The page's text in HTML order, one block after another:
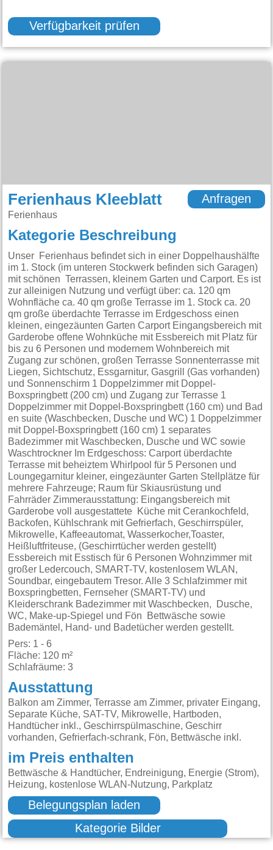
Verfügbarkeit prüfen
Ferienhaus Kleeblatt
Ferienhaus
Anfragen
Kategorie Beschreibung
Unser Ferienhaus befindet sich in einer Doppelhaushälfte
im 1. Stock (im unteren Stockwerk befinden sich Garagen)
mit schönen Terrassen, kleinem Garten und Carport. Es ist
zur alleinigen Nutzung und verfügt über: ca. 120 qm
Wohnfläche ca. 40 qm große Terrasse im 1. Stock ca. 20
qm große überdachte Terrasse im Erdgeschoss einen
kleinen, eingezäunten Garten Carport Eingangsbereich mit
Garderobe offene Wohnküche mit Essbereich mit Platz für
bis zu 6 Personen und modernem Wohnbereich mit
Zugang zur schönen, großen Terrasse Sonnenterrasse mit
Liegen, Sichtschutz, Essgarnitur, Gasgrill (Gas vorhanden)
und Sonnenschirm 1 Doppelzimmer mit Doppel-
Boxspringbett (200 cm) und Zugang zur Terrasse 1
Doppelzimmer mit Doppel-Boxspringbett (160 cm) und Bad
en suite (Waschbecken, Dusche und WC) 1 Doppelzimmer
mit Doppel-Boxspringbett (160 cm) 1 separates
Badezimmer mit Waschbecken, Dusche und WC sowie
Waschtrockner Im Erdgeschoss: Carport überdachte
Terrasse mit beheiztem Whirlpool für 5 Personen und
Loungegarnitur kleiner, eingezäunter Garten Stellplätze für
mehrere Fahrzeuge; Raum für Skiausrüstung und
Fahrräder Zimmerausstattung: Eingangsbereich mit
Garderobe voll ausgestattete Küche mit Cerankochfeld,
Backofen, Kühlschrank mit Gefrierfach, Geschirrspüler,
Mikrowelle, Kaffeeautomat, Wasserkocher,Toaster,
Heißluftfriteuse, (Geschirrtücher werden gestellt)
Essbereich mit Esstisch für 6 Personen Wohnzimmer mit
großer Ledercouch, SMART-TV, kostenlosem WLAN,
Soundbar, eingebautem Tresor. Alle 3 Schlafzimmer mit
Boxspringbetten, Fernseher (SMART-TV) und
Kleiderschrank Badezimmer mit Waschbecken, Dusche,
WC, Make-up-Spiegel und Fön Bettwäsche sowie
Bademäntel, Hand- und Badetücher werden gestellt.
Pers: 1 - 6
Fläche: 120 m²
Schlafräume: 3
Ausstattung
Balkon am Zimmer, Terrasse am Zimmer, privater Eingang,
Separate Küche, SAT-TV, Mikrowelle, Hartboden,
Handtücher inkl., Geschirrspülmaschine, Geschirr
vorhanden, Gefrierfach-schrank, Fön, Bettwäsche inkl.
im Preis enthalten
Bettwäsche & Handtücher, Endreinigung, Energie (Strom),
Heizung, kostenlose WLAN-Nutzung, Parkplatz
Belegungsplan laden
Kategorie Bilder